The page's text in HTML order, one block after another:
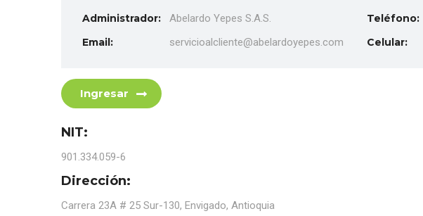
Administrador: Abelardo Yepes S.A.S. Teléfono:
Email:
servicioalcliente@abelardoyepes.com Celular:
Ingresar
NIT:
901.334.059-6
Dirección:
Carrera 23A # 25 Sur-130, Envigado, Antioquia